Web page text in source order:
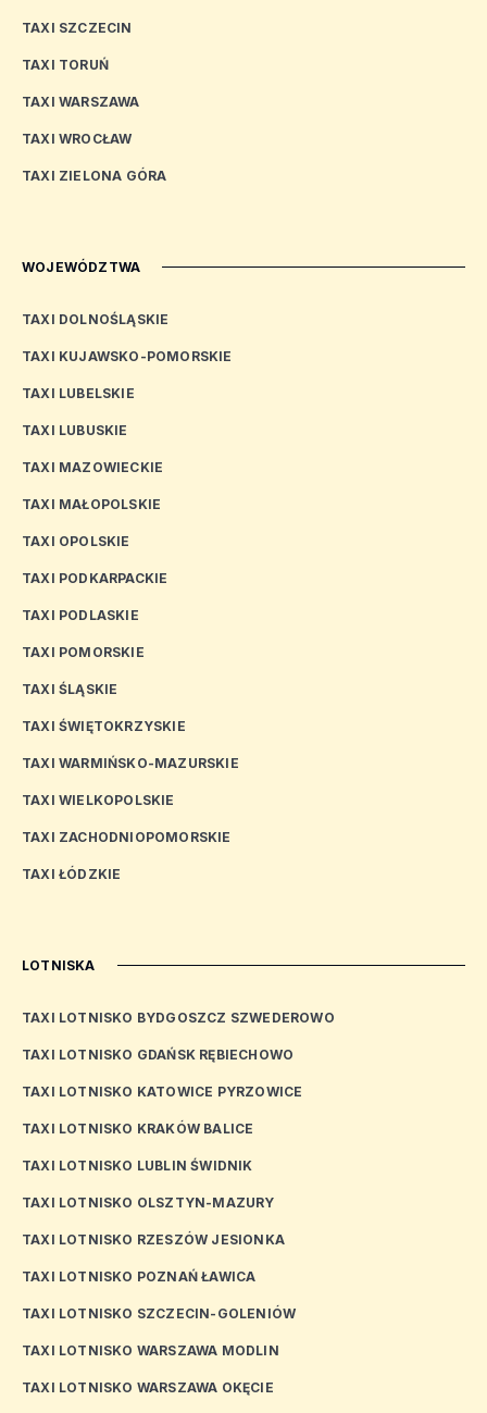
TAXI SZCZECIN
TAXI TORUŃ
TAXI WARSZAWA
TAXI WROCŁAW
TAXI ZIELONA GÓRA
WOJEWÓDZTWA
TAXI DOLNOŚLĄSKIE
TAXI KUJAWSKO-POMORSKIE
TAXI LUBELSKIE
TAXI LUBUSKIE
TAXI MAZOWIECKIE
TAXI MAŁOPOLSKIE
TAXI OPOLSKIE
TAXI PODKARPACKIE
TAXI PODLASKIE
TAXI POMORSKIE
TAXI ŚLĄSKIE
TAXI ŚWIĘTOKRZYSKIE
TAXI WARMIŃSKO-MAZURSKIE
TAXI WIELKOPOLSKIE
TAXI ZACHODNIOPOMORSKIE
TAXI ŁÓDZKIE
LOTNISKA
TAXI LOTNISKO BYDGOSZCZ SZWEDEROWO
TAXI LOTNISKO GDAŃSK RĘBIECHOWO
TAXI LOTNISKO KATOWICE PYRZOWICE
TAXI LOTNISKO KRAKÓW BALICE
TAXI LOTNISKO LUBLIN ŚWIDNIK
TAXI LOTNISKO OLSZTYN-MAZURY
TAXI LOTNISKO RZESZÓW JESIONKA
TAXI LOTNISKO POZNAŃ ŁAWICA
TAXI LOTNISKO SZCZECIN-GOLENIÓW
TAXI LOTNISKO WARSZAWA MODLIN
TAXI LOTNISKO WARSZAWA OKĘCIE